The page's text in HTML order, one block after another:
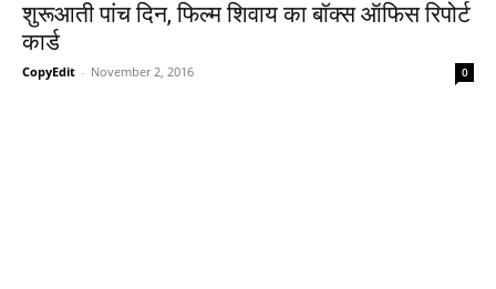
शुरूआती पांच दिन, फिल्‍म शिवाय का बॉक्‍स ऑफिस रिपोर्ट
कार्ड
CopyEdit - November 2, 2016 0